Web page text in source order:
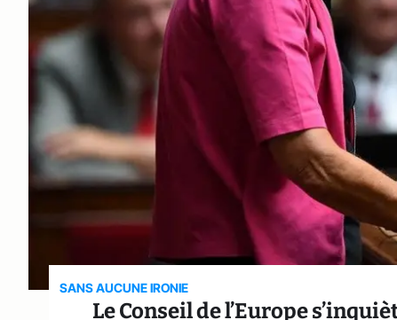
SANS AUCUNE IRONIE
Le Conseil de l’Europe